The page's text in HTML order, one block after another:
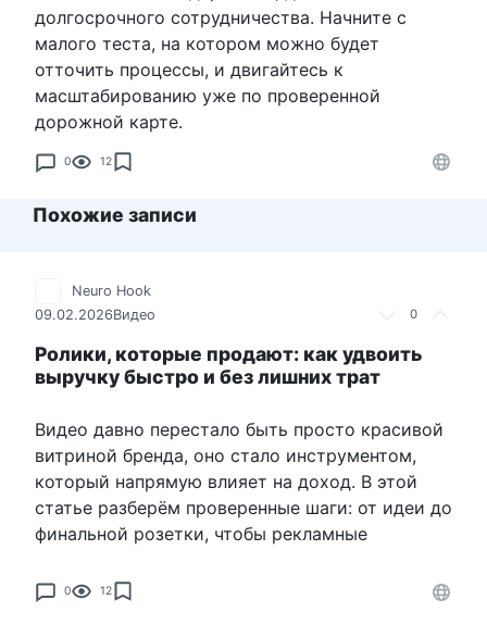
долгосрочного сотрудничества. Начните с
малого теста, на котором можно будет
отточить процессы, и двигайтесь к
масштабированию уже по проверенной
дорожной карте.
0 12
Похожие записи
0
Neuro Hook
09.02.2026Видео
Ролики, которые продают: как удвоить
выручку быстро и без лишних трат
Видео давно перестало быть просто красивой
витриной бренда, оно стало инструментом,
который напрямую влияет на доход. В этой
статье разберём проверенные шаги: от идеи до
финальной розетки, чтобы рекламные
0 12